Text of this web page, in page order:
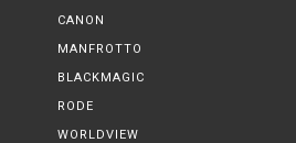
CANON
MANFROTTO
BLACKMAGIC
RODE
WORLDVIEW